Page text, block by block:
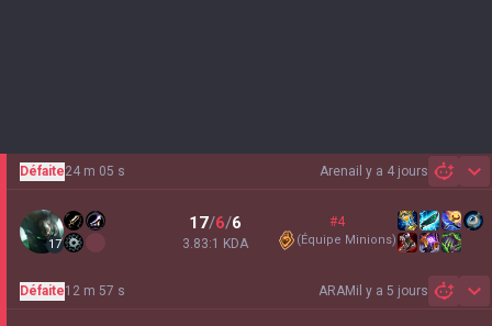
Arenail y a 4 jours
Défaite24 m 05 s
17
17/6/6
3.83:1 KDA
#4
(Équipe Minions)
ARAMil y a 5 jours
Défaite12 m 57 s